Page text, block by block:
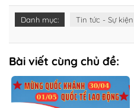
Danh mục: Tin tức - Sự kiện
Bài viết cùng chủ đề: